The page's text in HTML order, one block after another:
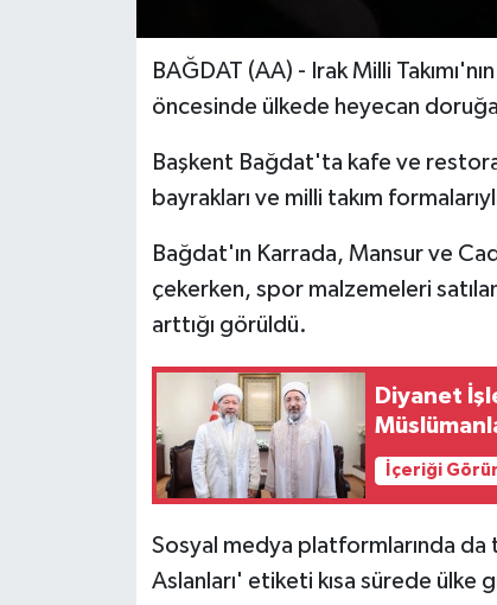
BAĞDAT (AA) - Irak Milli
öncesinde ülkede heyecan doruğa
Başkent Bağdat'ta kafe ve
bayrakları ve milli takım
Bağdat'ın Karrada, Mansur ve
çekerken, spor malzemeleri
arttığı görüldü.
Diyanet
İçeriği
Sosyal medya platformlarında
Aslanları' etiketi kısa sürede ülke